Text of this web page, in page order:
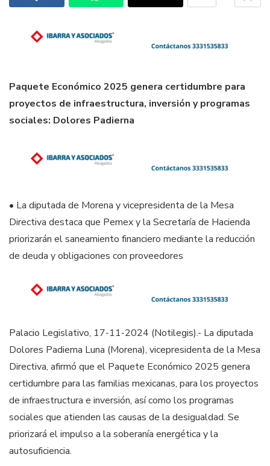
Paquete Económico 2025 genera certidumbre para
proyectos de infraestructura, inversión y programas
sociales: Dolores Padierna
• La diputada de Morena y vicepresidenta de la Mesa
Directiva destaca que Pemex y la Secretaría de Hacienda
priorizarán el saneamiento financiero mediante la reducción
de deuda y obligaciones con proveedores
Palacio Legislativo, 17-11-2024 (Notilegis).- La diputada
Dolores Padierna Luna (Morena), vicepresidenta de la Mesa
Directiva, afirmó que el Paquete Económico 2025 genera
certidumbre para las familias mexicanas, para los proyectos
de infraestructura e inversión, así como los programas
sociales que atienden las causas de la desigualdad. Se
priorizará el impulso a la soberanía energética y la
autosuficiencia.